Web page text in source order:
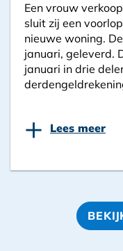
Een vrouw
sluit zij een
nieuwe woning.
januari, geleverd.
januari in drie
+ Lees meer